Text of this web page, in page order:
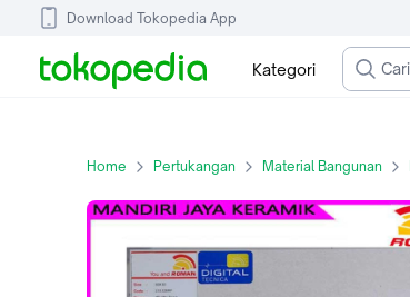
Download Tokopedia App
Kategori
Home Pertukangan Material Bangunan